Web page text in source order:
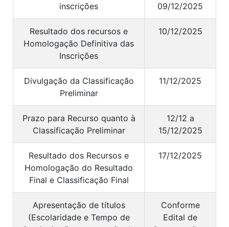
inscrições
09/12/2025
Resultado dos recursos e
Homologação Definitiva das
Inscrições
10/12/2025
Divulgação da Classificação
Preliminar
11/12/2025
Prazo para Recurso quanto à
Classificação Preliminar
12/12 a
15/12/2025
Resultado dos Recursos e
Homologação do Resultado
Final e Classificação Final
17/12/2025
Apresentação de títulos
(Escolaridade e Tempo de
Conforme
Edital de